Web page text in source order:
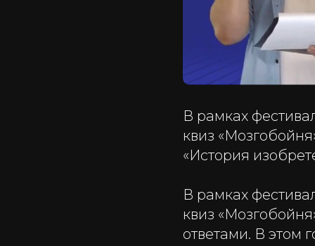
В рамках
квиз
«История
В рамках
квиз
ответами. В этом